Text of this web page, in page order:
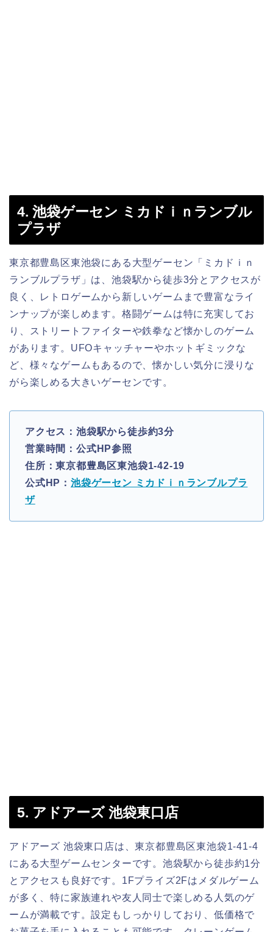
4. 池袋ゲーセン ミカドｉｎランブル
プラザ
東京都豊島区東池袋にある大型ゲーセン「ミカドｉｎ
ランブルプラザ」は、池袋駅から徒歩3分とアクセスが
良く、レトロゲームから新しいゲームまで豊富なライ
ンナップが楽しめます。格闘ゲームは特に充実してお
り、ストリートファイターや鉄拳など懐かしのゲーム
があります。UFOキャッチャーやホットギミックな
ど、様々なゲームもあるので、懐かしい気分に浸りな
がら楽しめる大きいゲーセンです。
アクセス：池袋駅から徒歩約3分
営業時間：公式HP参照
住所：東京都豊島区東池袋1-42-19
公式HP： 池袋ゲーセン ミカドｉｎランブルプラ
ザ
5. アドアーズ 池袋東口店
アドアーズ 池袋東口店は、東京都豊島区東池袋1-41-4
にある大型ゲームセンターです。池袋駅から徒歩約1分
とアクセスも良好です。1Fプライズ2Fはメダルゲーム
が多く、特に家族連れや友人同士で楽しめる人気のゲ
ームが満載です。設定もしっかりしており、低価格で